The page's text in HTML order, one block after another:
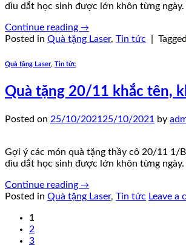
dìu dắt học sinh được lớn khôn từng
Continue reading →
Posted in Quà tặng Laser, Tin tức Tagged
Quà tặng Laser Tin tức
Quà tặng 20/11 khắc tên,
Posted on 25/10/2021 25/10/2021 by
Gợi ý các món quà tặng thầy cô 20/11 1/
dìu dắt học sinh được lớn khôn từng
Continue reading →
Posted in Quà tặng Laser, Tin tức Leave a
1
2
3